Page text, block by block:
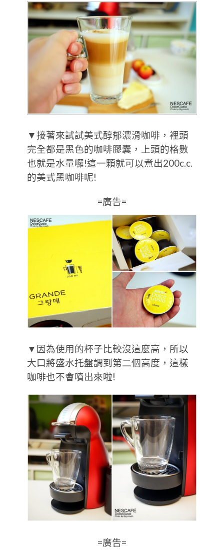
▼接著來試試美式醇郁濃滑咖啡，裡頭
完全都是黑色的咖啡膠囊，上頭的格數
也就是水量囉!這一顆就可以煮出200c.c.
的美式黑咖啡呢!
=廣告=
▼因為使用的杯子比較沒這麼高，所以
大口將盛水托盤調到第二個高度，這樣
咖啡也不會噴出來啦!
=廣告=